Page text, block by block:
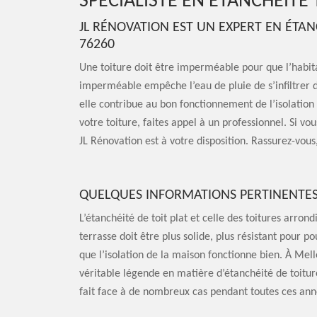
JL RÉNOVATION EST UN EXPERT EN
76260
Une toiture doit être imperméable pour que
imperméable empêche l’eau de pluie de
elle contribue au bon fonctionnement de
votre toiture, faites appel à un professionnel. Si
JL Rénovation est à votre disposition. Rassurez-
QUELQUES INFORMATIONS
L’étanchéité de toit plat et celle des toitures
terrasse doit être plus solide, plus résistant pour
que l’isolation de la maison fonctionne bien. À
véritable légende en matière d’étanchéité de
fait face à de nombreux cas pendant toutes ces